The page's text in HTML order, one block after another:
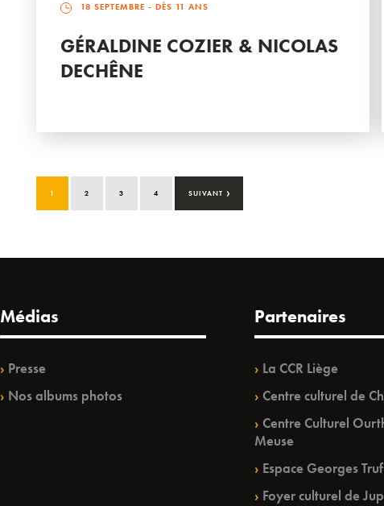
18 SEPTEMBRE - DÈS 11 ANS
GÉRALDINE COZIER & NICOLAS
DECHÊNE
1 2 3 4 SUIVANT ›
Médias
Presse
Nos albums photos
Partenaires
La CCR Liège
Centre culturel de
Centre Culturel
Meuse
Espace Georges
Foyer culturel de